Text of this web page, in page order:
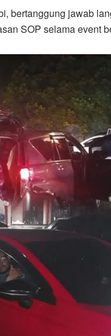
bertanggung jawab
SOP selama event